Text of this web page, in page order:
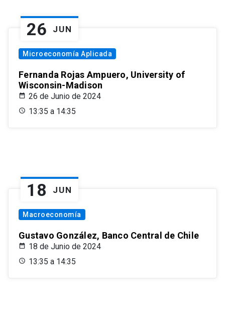
26 JUN
Microeconomía Aplicada
Fernanda Rojas Ampuero, University of
Wisconsin-Madison
26 de Junio de 2024
13:35 a 14:35
18 JUN
Macroeconomía
Gustavo González, Banco Central de Chile
18 de Junio de 2024
13:35 a 14:35